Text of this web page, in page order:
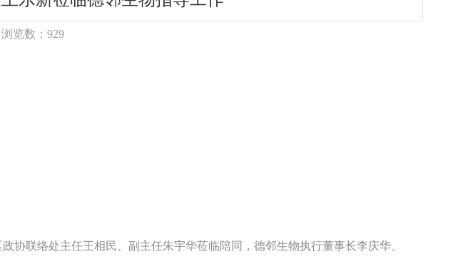
览数：929
联络处主任王相民、副主任朱宇华莅临陪同，德邻生物执行董事长李庆华、